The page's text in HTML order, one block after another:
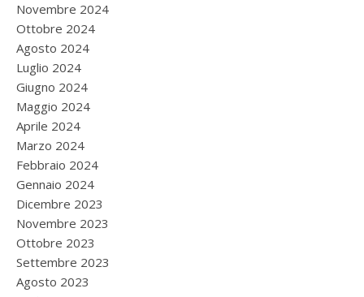
Novembre 2024
Ottobre 2024
Agosto 2024
Luglio 2024
Giugno 2024
Maggio 2024
Aprile 2024
Marzo 2024
Febbraio 2024
Gennaio 2024
Dicembre 2023
Novembre 2023
Ottobre 2023
Settembre 2023
Agosto 2023